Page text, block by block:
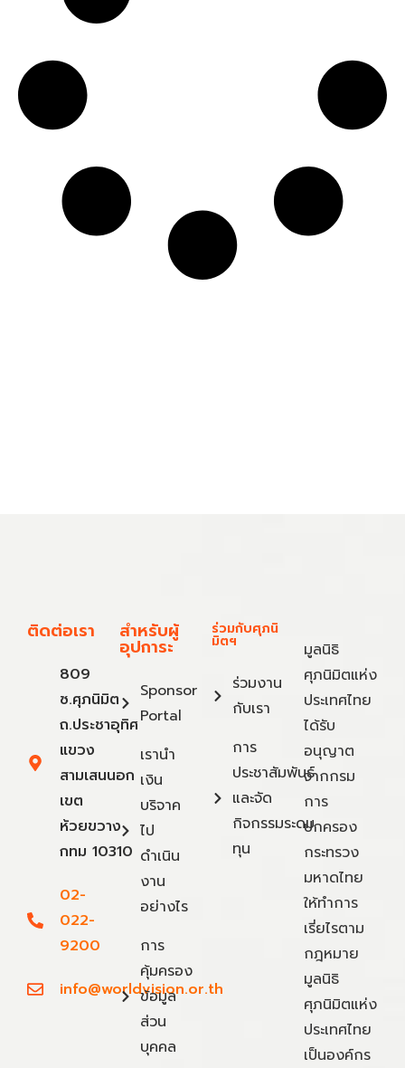
ติดต่อเรา
809
ซ.ศุภนิมิต
ถ.ประชาอุทิศ
แขวง
สามเสนนอก
เขต
ห้วยขวาง
กทม 10310
02-
022-
9200
info@worldvision.or.th
สำหรับผู้
อุปการะ
Sponsor
Portal
เรานำ
เงิน
บริจาค
ไป
ดำเนิน
งาน
อย่างไร
การ
คุ้มครอง
ข้อมูล
ส่วน
บุคคล
ร่วมกับศุภนิ
มิตฯ
ร่วมงาน
กับเรา
การ
ประชาสัมพันธ์
และจัด
กิจกรรมระดม
ทุน
มูลนิธิ
ศุภนิมิตแห่ง
ประเทศไทย
ได้รับ
อนุญาต
จากกรม
การ
ปกครอง
กระทรวง
มหาดไทย
ให้ทำการ
เรี่ยไรตาม
กฎหมาย
มูลนิธิ
ศุภนิมิตแห่ง
ประเทศไทย
เป็นองค์กร